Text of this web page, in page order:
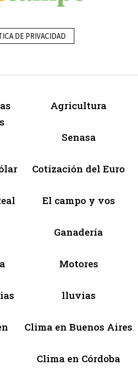
DE PRIVACIDAD
Agricultura
Senasa
Cotización del Euro
El campo y vos
Ganadería
Motores
lluvias
Clima en Buenos Aires
Clima en Córdoba